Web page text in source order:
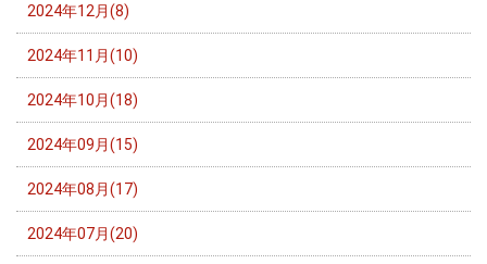
2024年12月(8)
2024年11月(10)
2024年10月(18)
2024年09月(15)
2024年08月(17)
2024年07月(20)